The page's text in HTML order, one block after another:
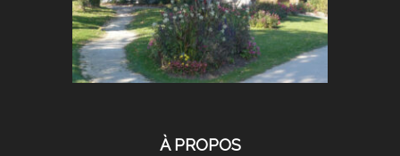
À PROPOS